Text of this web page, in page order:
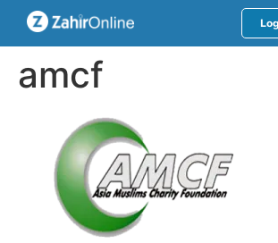
amcf